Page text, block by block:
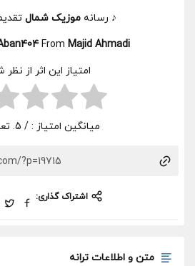
♪ رسانهموزیک شمال
From Majid Ahmadi
امتیاز این اثر از نظر
میانگین امتیاز : / 5. تعداد آرا :
اشتراک گذاری:
متن و اطلاعات ترانه